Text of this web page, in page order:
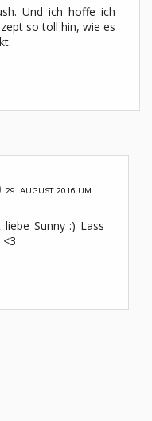
Und ich hoffe ich
so toll hin, wie es
29. AUGUST 2016 UM
Sunny :) Lass